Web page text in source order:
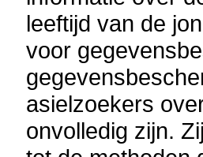
leeftijd van de
voor
asielzoekers
onvolledig zijn.